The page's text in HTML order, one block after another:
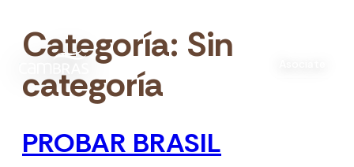
Categoría: Sin
categoría
PROBAR BRASIL